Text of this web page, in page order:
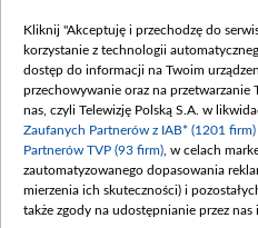
Procedura
Kliknij "Akceptuję i przechodzę do
korzystanie z technologii
dostęp do informacji na Twoim
przechowywanie oraz na
nas, czyli Telewizję Polską S.A. w
Zaufanych Partnerów z IAB* (1201 firm)
Partnerów TVP (93 firm) , w celach
zautomatyzowanego dopasowania
mierzenia ich skuteczności) i
także zgody na udostępnianie przez